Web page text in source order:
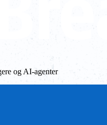
og AI-agenter